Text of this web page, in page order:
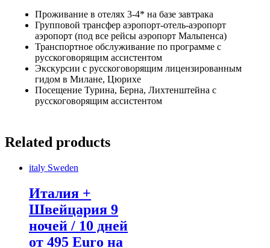
Проживание в отелях 3-4* на базе завтрака
Групповой трансфер аэропорт-отель-аэропорт
аэропорт (под все рейсы аэропорт Мальпенса)
Транспортное обслуживание по программе с
русскоговорящим ассистентом
Экскурсии с русскоговорящим лицензированным
гидом в Милане, Цюрихе
Посещение Турина, Берна, Лихтенштейна с
русскоговорящим ассистентом
Related products
italy Sweden
Италия +
Швейцария 9
ночей / 10 дней
от 495 Euro на